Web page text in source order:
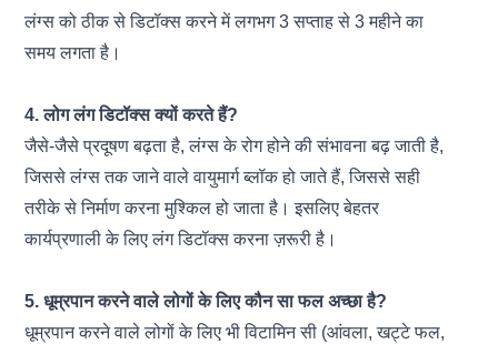
लंग्स को ठीक से डिटॉक्स करने में लगभग 3 सप्ताह से 3 महीने का
समय लगता है।
4. लोग लंग डिटॉक्स क्यों करते हैं?
जैसे-जैसे प्रदूषण बढ़ता है, लंग्स के रोग होने की संभावना बढ़ जाती है,
जिससे लंग्स तक जाने वाले वायुमार्ग ब्लॉक हो जाते हैं, जिससे सही
तरीके से निर्माण करना मुश्किल हो जाता है। इसलिए बेहतर
कार्यप्रणाली के लिए लंग डिटॉक्स करना ज़रूरी है।
5. धूम्रपान करने वाले लोगों के लिए कौन सा फल अच्छा है?
धूम्रपान करने वाले लोगों के लिए भी विटामिन सी (आंवला, खट्टे फल,